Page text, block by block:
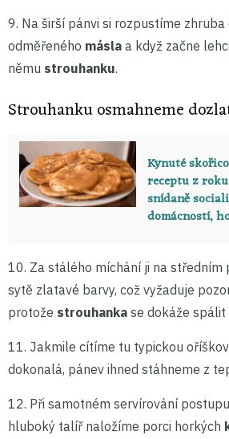
9. Na širší pánvi si rozpustíme
odměřeného másla a když začne
němu strouhanku.
Strouhanku osmahneme
Kynuté
receptu z
snídaně
domácností,
10. Za stálého míchání ji na středním
sytě zlatavé barvy, což vyžaduje
protože strouhanka se dokáže spálit
11. Jakmile cítíme tu typickou
dokonalá, pánev ihned stáhneme z
12. Při samotném servírování
hluboký talíř naložíme porci horkých